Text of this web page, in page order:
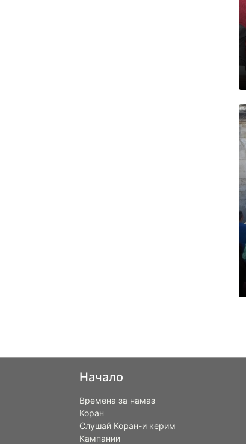
Начало
Времена за намаз
Коран
Слушай Коран-и керим
Кампании